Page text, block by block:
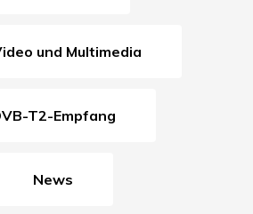
und Multimedia
DVB-T2-Empfang
News